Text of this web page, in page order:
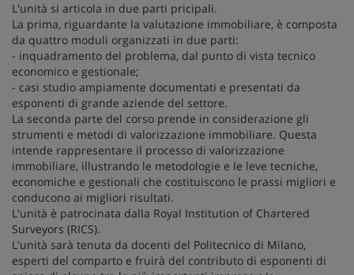
L'unità si articola in due parti pricipali.
La prima, riguardante la valutazione immobiliare, è composta
da quattro moduli organizzati in due parti:
- inquadramento del problema, dal punto di vista tecnico
economico e gestionale;
- casi studio ampiamente documentati e presentati da
esponenti di grande aziende del settore.
La seconda parte del corso prende in considerazione gli
strumenti e metodi di valorizzazione immobiliare. Questa
intende rappresentare il processo di valorizzazione
immobiliare, illustrando le metodologie e le leve tecniche,
economiche e gestionali che costituiscono le prassi migliori e
conducono ai migliori risultati.
L'unità è patrocinata dalla Royal Institution of Chartered
Surveyors (RICS).
L'unità sarà tenuta da docenti del Politecnico di Milano,
esperti del comparto e fruirà del contributo di esponenti di